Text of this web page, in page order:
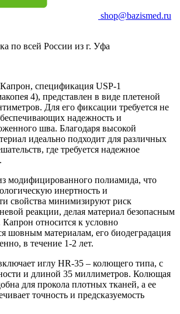
shop@bazismed.ru
по всей России из г. Уфа
спецификация USP-1
4), представлен в виде плетеной
Для его фиксации требуется не
надежность и
шва. Благодаря высокой
идеально подходит для различных
где требуется надежное
модифицированного полиамида, что
инертность и
свойства минимизируют риск
реакции, делая материал безопасным
Капрон относится к условно
шовным материалам, его биодеградация
в течение 1-2 лет.
иглу HR-35 – колющего типа, с
и длиной 35 миллиметров. Колющая
для прокола плотных тканей, а ее
точность и предсказуемость